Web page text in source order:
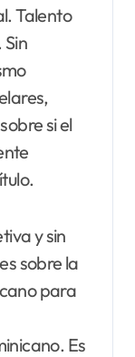
Talento
si el
y sin
sobre la
para
Es